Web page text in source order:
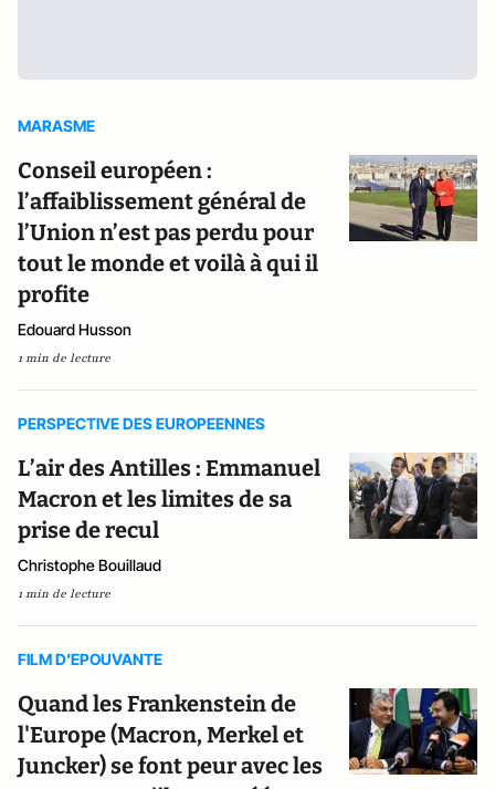
MARASME
Conseil européen :
l’affaiblissement général de
l’Union n’est pas perdu pour
tout le monde et voilà à qui il
profite
Edouard Husson
1 min de lecture
PERSPECTIVE DES EUROPEENNES
L’air des Antilles : Emmanuel
Macron et les limites de sa
prise de recul
Christophe Bouillaud
1 min de lecture
FILM D'EPOUVANTE
Quand les Frankenstein de
l'Europe (Macron, Merkel et
Juncker) se font peur avec les